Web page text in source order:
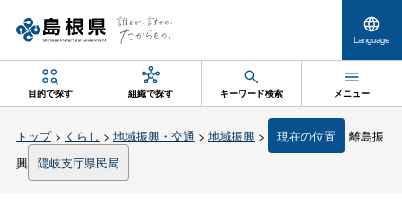
Language
目的で探す 組織で探す キーワード検索 メニュー
トップ> くらし > 地域振興・交通 > 地域振興> 現在の位置
離島振
興 隠岐支庁県民局